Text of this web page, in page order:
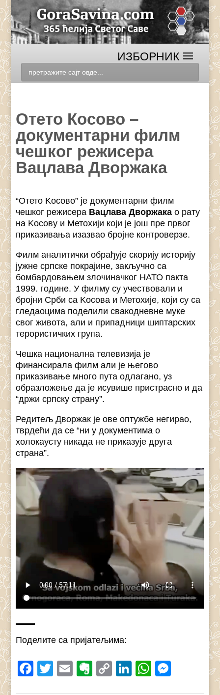
Отето Косово –
документарни филм
чешког режисера
Вацлава Дворжака
“Отето Kосово” је документарни филм
чешког режисера Вацлава Дворжака о рату
на Kосову и Метохији који је још пре првог
приказивања изазвао бројне контроверзе.
Филм аналитички обрађује скорију историју
јужне српске покрајине, закључно са
бомбардовањем злочиначког НАТО пакта
1999. године. У филму су учествовали и
бројни Срби са Kосова и Метохије, који су са
гледаоцима поделили свакодневне муке
свог живота, али и припадници шиптарских
терористичких група.
Чешка национална телевизија је
финансирала филм али је његово
приказивање много пута одлагано, уз
образложење да је исувише пристрасно и да
“држи српску страну”.
Редитељ Дворжак је ове оптужбе негирао,
тврдећи да се “ни у документима о
холокаусту никада не приказује друга
страна”.
Поделите са пријатељима:
Facebook
Twitter
EmailEvernote
CopyLinkedIn